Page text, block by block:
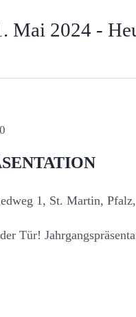
Mai 2024 -
1, St. Martin,
Tür!